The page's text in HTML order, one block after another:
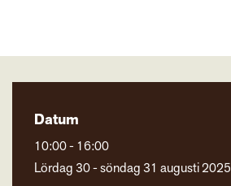
Datum
10:00 - 16:00
Lördag 30 - söndag 31 augusti 2025